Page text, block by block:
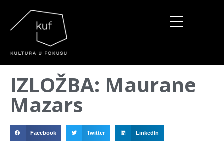
IZLOŽBA: Maurane
Mazars
Facebook Twitter LinkedIn
▼
▼